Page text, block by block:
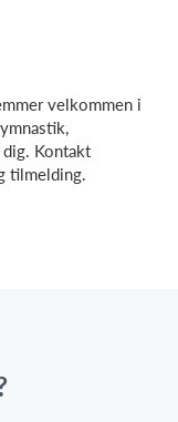
velkommen i
Kontakt
tilmelding.